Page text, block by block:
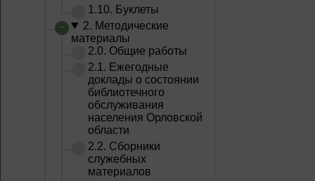
1.10. Буклеты
2. Методические
материалы
2.0. Общие работы
2.1. Ежегодные
доклады о состоянии
библиотечного
обслуживания
населения Орловской
области
2.2. Сборники
служебных
материалов